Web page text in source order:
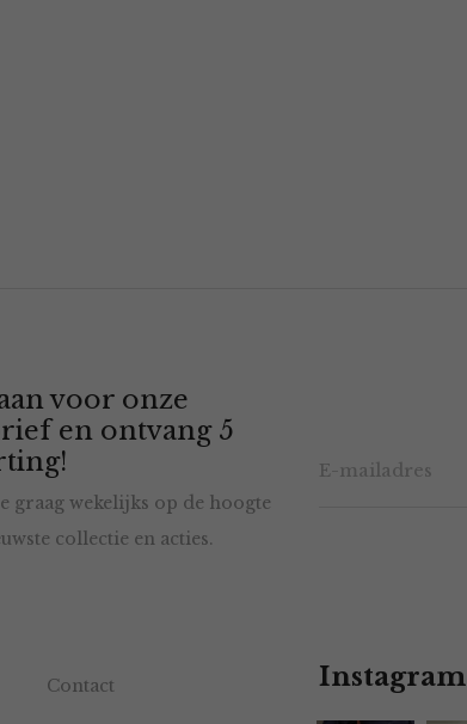
voor onze
en ontvang 5
graag wekelijks op de hoogte
collectie en acties.
Contact Instagram